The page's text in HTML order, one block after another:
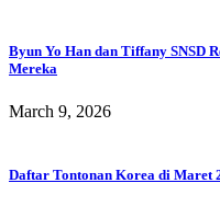
Byun Yo Han dan Tiffany SNSD
Mereka
March 9, 2026
Daftar Tontonan Korea di Maret